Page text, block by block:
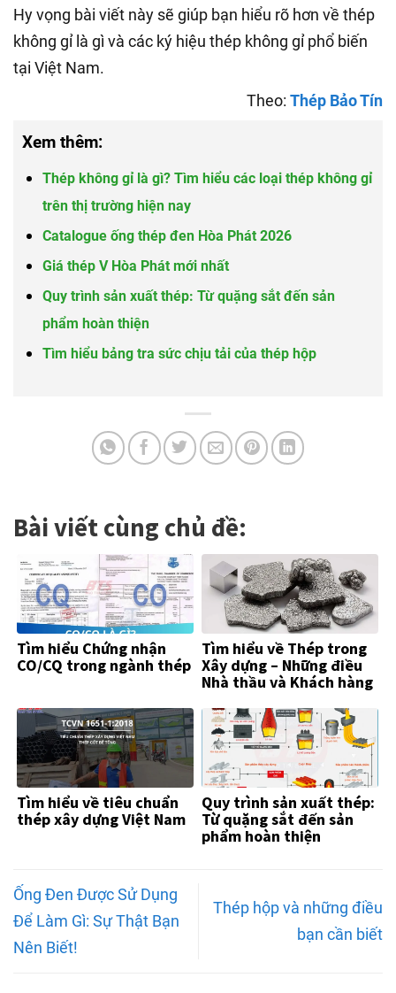
Hy vọng bài viết này sẽ giúp bạn hiểu rõ hơn về thép
không gỉ là gì và các ký hiệu thép không gỉ phổ biến
tại Việt Nam.
Theo: Thép Bảo Tín
Xem thêm:
Thép không gỉ là gì? Tìm hiểu các loại thép không gỉ
trên thị trường hiện nay
Catalogue ống thép đen Hòa Phát 2026
Giá thép V Hòa Phát mới nhất
Quy trình sản xuất thép: Từ quặng sắt đến sản
phẩm hoàn thiện
Tìm hiểu bảng tra sức chịu tải của thép hộp
Bài viết cùng chủ đề:
Tìm hiểu Chứng nhận
CO/CQ trong ngành thép
Tìm hiểu về Thép trong
Xây dựng – Những điều
Nhà thầu và Khách hàng
Tìm hiểu về tiêu chuẩn
thép xây dựng Việt Nam
Quy trình sản xuất thép:
Từ quặng sắt đến sản
phẩm hoàn thiện
Ống Đen Được Sử Dụng
Để Làm Gì: Sự Thật Bạn
Nên Biết!
Thép hộp và những điều
bạn cần biết